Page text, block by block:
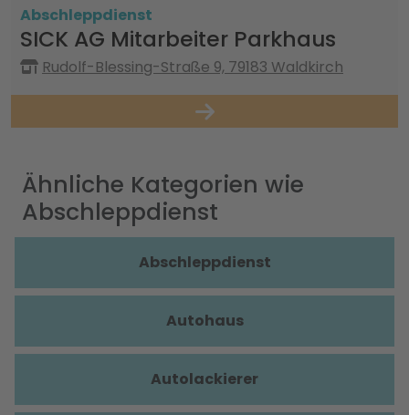
Abschleppdienst
SICK AG Mitarbeiter Parkhaus
Rudolf-Blessing-Straße 9, 79183 Waldkirch
Ähnliche Kategorien wie
Abschleppdienst
Abschleppdienst
Autohaus
Autolackierer